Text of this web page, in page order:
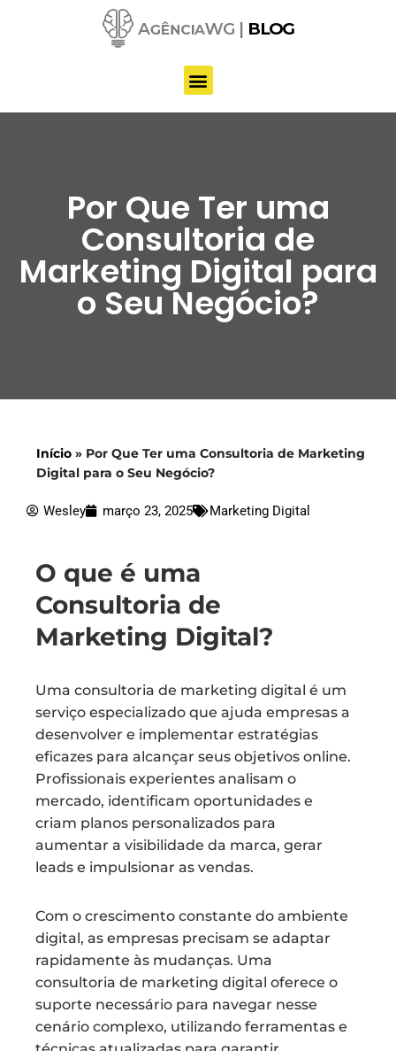
conteúdo
Por Que Ter uma
Consultoria de
Marketing Digital para
o Seu Negócio?
Início » Por Que Ter uma Consultoria de Marketing
Digital para o Seu Negócio?
Wesley março 23, 2025 Marketing Digital
O que é uma
Consultoria de
Marketing Digital?
Uma consultoria de marketing digital é um
serviço especializado que ajuda empresas a
desenvolver e implementar estratégias
eficazes para alcançar seus objetivos online.
Profissionais experientes analisam o
mercado, identificam oportunidades e
criam planos personalizados para
aumentar a visibilidade da marca, gerar
leads e impulsionar as vendas.
Com o crescimento constante do ambiente
digital, as empresas precisam se adaptar
rapidamente às mudanças. Uma
consultoria de marketing digital oferece o
suporte necessário para navegar nesse
cenário complexo, utilizando ferramentas e